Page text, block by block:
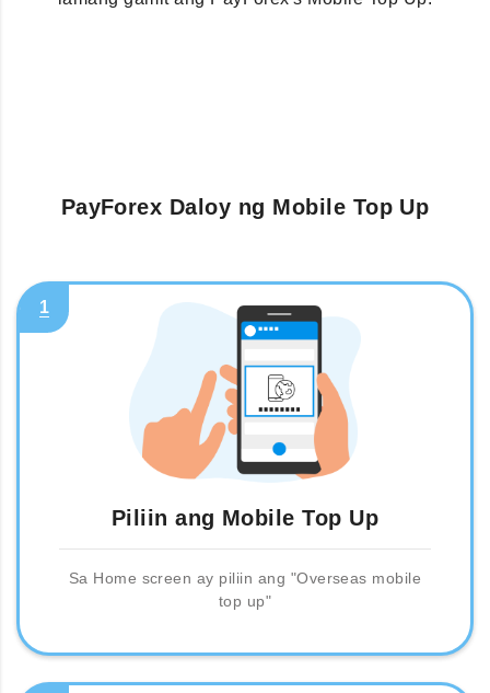
PayForex Daloy ng Mobile Top Up
1
Piliin ang Mobile Top Up
Sa Home screen ay piliin ang "Overseas mobile
top up"